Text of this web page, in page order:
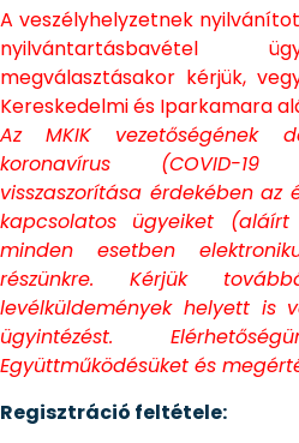
A veszélyhelyzetnek
nyilvántartásbavétel
megválasztásakor kérjük,
Kereskedelmi és Iparkamara
Az MKIK vezetőségének
koronavírus (COVID-
visszaszorítása érdekében az
kapcsolatos ügyeiket
minden esetben
részünkre. Kérjük
levélküldemények helyett is
ügyintézést.
Együttműködésüket és
Regisztráció feltétele: